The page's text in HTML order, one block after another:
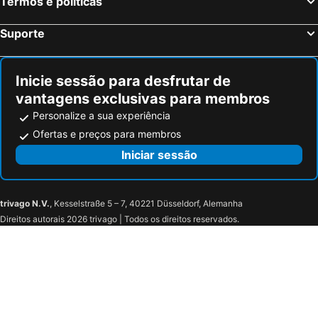
Feldkirchen an der Donau, hotels with parking
Rechberg, hotels with parking
Bad Kreuzen, hotels with parking
Schwertberg, hotels with parking
Vyšší Brod, hotels with parking
Suporte
Inicie sessão para desfrutar de
vantagens exclusivas para membros
Personalize a sua experiência
Ofertas e preços para membros
Iniciar sessão
trivago N.V., Kesselstraße 5 – 7, 40221 Düsseldorf, Alemanha
Direitos autorais 2026 trivago | Todos os direitos reservados.